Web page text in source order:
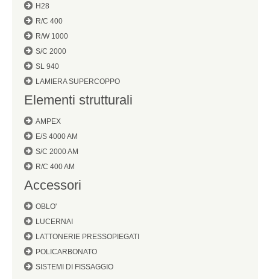
H28
R/C 400
R/W 1000
S/C 2000
SL 940
LAMIERA SUPERCOPPO
Elementi strutturali
AMPEX
E/S 4000 AM
S/C 2000 AM
R/C 400 AM
Accessori
OBLO'
LUCERNAI
LATTONERIE PRESSOPIEGATI
POLICARBONATO
SISTEMI DI FISSAGGIO